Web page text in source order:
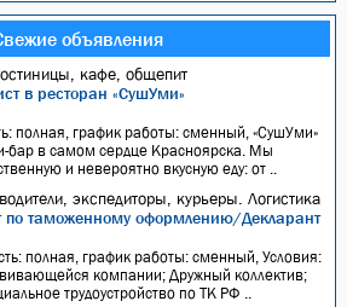
объявления
кафе, общепит
в ресторан «СушУми»
полная, график работы: сменный, «СушУми»
бар в самом сердце Красноярска. Мы
и невероятно вкусную еду: от ..
экспедиторы, курьеры. Логистика
по таможенному оформлению/Декларант
полная, график работы: сменный, Условия:
компании; Дружный коллектив;
трудоустройство по ТК РФ ..